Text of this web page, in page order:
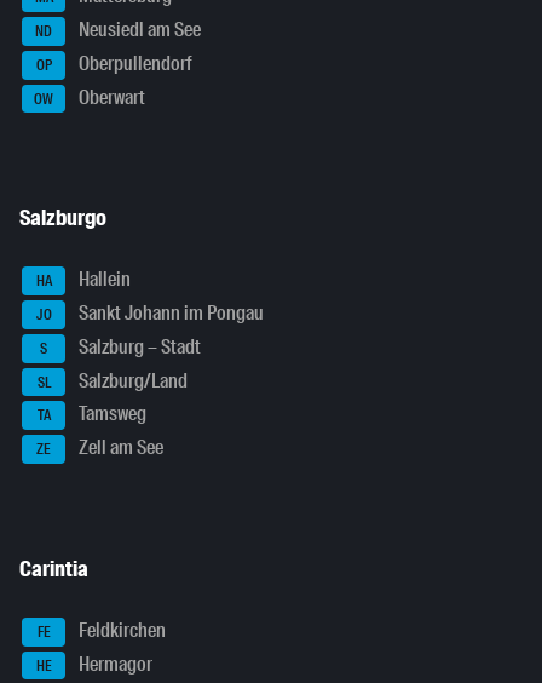
ND Neusiedl am See
OP Oberpullendorf
OW Oberwart
Salzburgo
HA Hallein
JO Sankt Johann im Pongau
S Salzburg – Stadt
SL Salzburg/Land
TA Tamsweg
ZE Zell am See
Carintia
FE Feldkirchen
HE Hermagor